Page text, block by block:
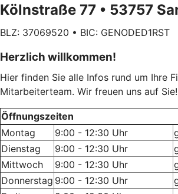
Kölnstraße 77 • 53757
BLZ: 37069520 • BIC: GENODED1RST
Herzlich willkommen!
Hier finden Sie alle Infos rund um Ihre
Mitarbeiterteam. Wir freuen uns auf Sie!
Öffnungszeiten
Montag
9:00 - 12:30 Uhr
Dienstag
9:00 - 12:30 Uhr
Mittwoch
9:00 - 12:30 Uhr
Donnerstag 9:00 - 12:30 Uhr